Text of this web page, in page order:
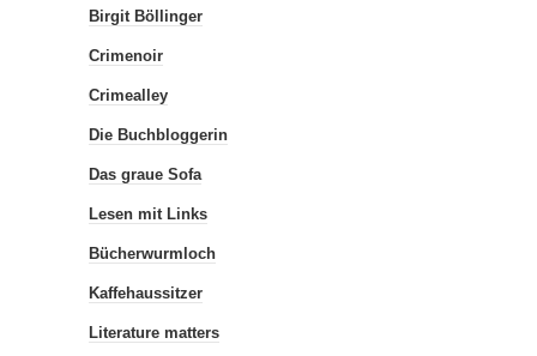
Birgit Böllinger
Crimenoir
Crimealley
Die Buchbloggerin
Das graue Sofa
Lesen mit Links
Bücherwurmloch
Kaffehaussitzer
Literature matters